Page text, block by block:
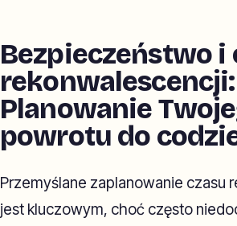
Bezpieczeństwo i
rekonwalescencji:
Planowanie
powrotu do
Przemyślane zaplanowanie czasu
jest kluczowym, choć często